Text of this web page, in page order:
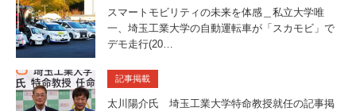
スマートモビリティの未来を体感＿私立大学唯
一、埼玉工業大学の自動運転車が「スカモビ」で
デモ走行(20…
記事掲載
太川陽介氏 埼玉工業大学特命教授就任の記事掲